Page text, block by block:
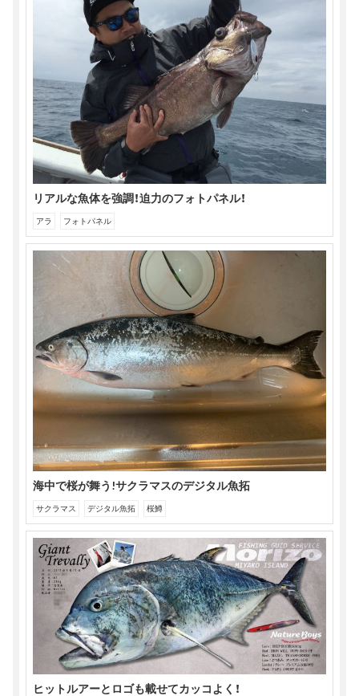
リアルな魚体を強調！迫力のフォトパネル！
アラ フォトパネル
海中で桜が舞う!サクラマスのデジタル魚拓
サクラマス デジタル魚拓 桜鱒
ヒットルアーとロゴも載せてカッコよく！